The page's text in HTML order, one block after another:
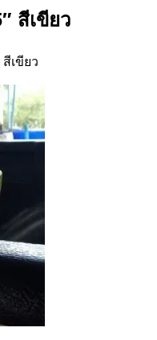
สีเขียว
เขียว